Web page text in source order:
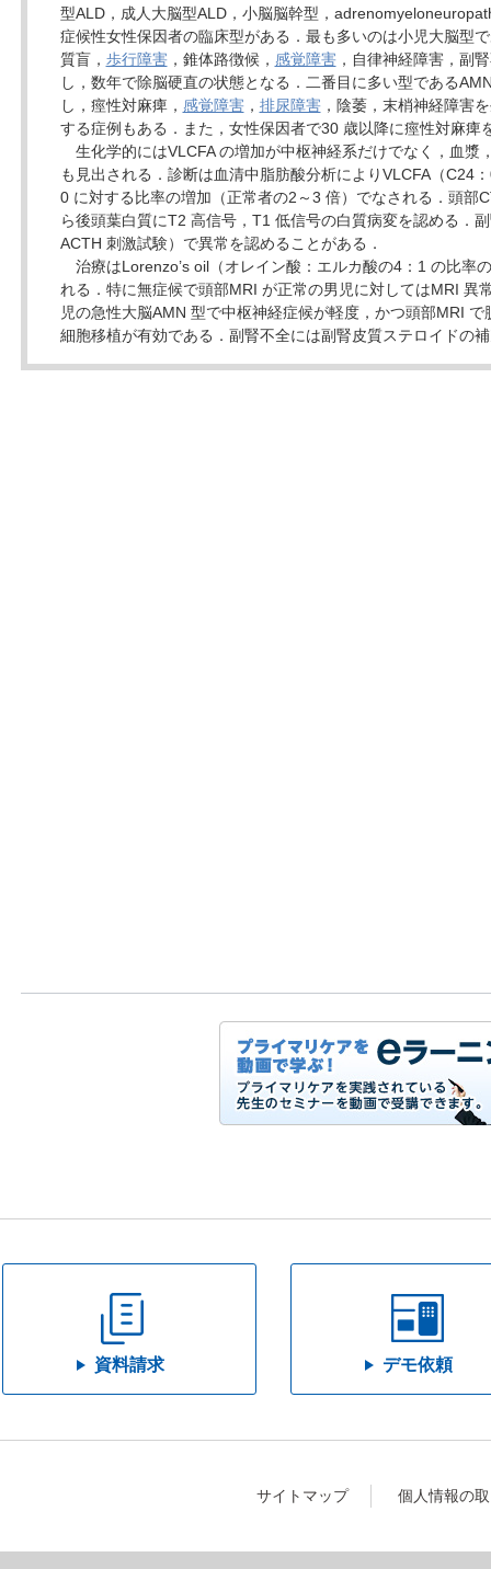
型ALD，成人大脳型ALD，小脳脳幹型，
症候性女性保因者の臨床型がある．最も多いのは小児大脳型
質盲， 歩行障害，錐体路徴候， 感覚障害，自律神経障害，副
し，数年で除脳硬直の状態となる．二番目に多い型である
し，痙性対麻痺， 感覚障害， 排尿障害，陰萎，末梢神経障害
する症例もある．また，女性保因者で30 歳以降に痙性対麻痺
生化学的にはVLCFA の増加が中枢神経系だけでなく，血漿
も見出される．診断は血清中脂肪酸分析によりVLCFA（C24
0 に対する比率の増加（正常者の2～3 倍）でなされる．頭部
ら後頭葉白質にT2 高信号，T1 低信号の白質病変を認める．
ACTH 刺激試験）で異常を認めることがある．
治療はLorenzo’s oil（オレイン酸：エルカ酸の4：1 の比率
れる．特に無症候で頭部MRI が正常の男児に対してはMRI 異
児の急性大脳AMN 型で中枢神経症候が軽度，かつ頭部MRI
細胞移植が有効である．副腎不全には副腎皮質ステロイドの
資料請求 デモ依頼
サイトマップ 個人情報の